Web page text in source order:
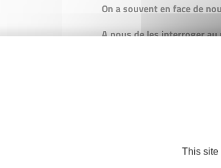
On a souvent en face de
A nous de les interroger
lui expliquons au mieux et
This site